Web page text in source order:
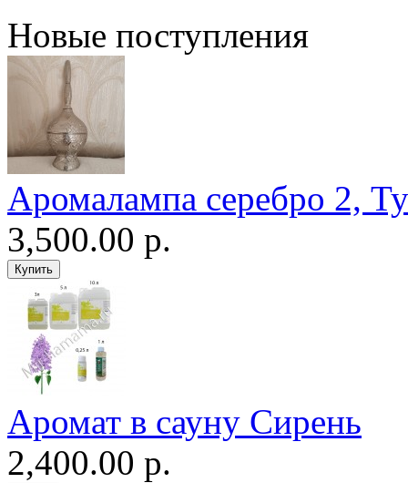
Новые поступления
Аромалампа серебро 2,
3,500.00 р.
Аромат в сауну Сирень
2,400.00 р.